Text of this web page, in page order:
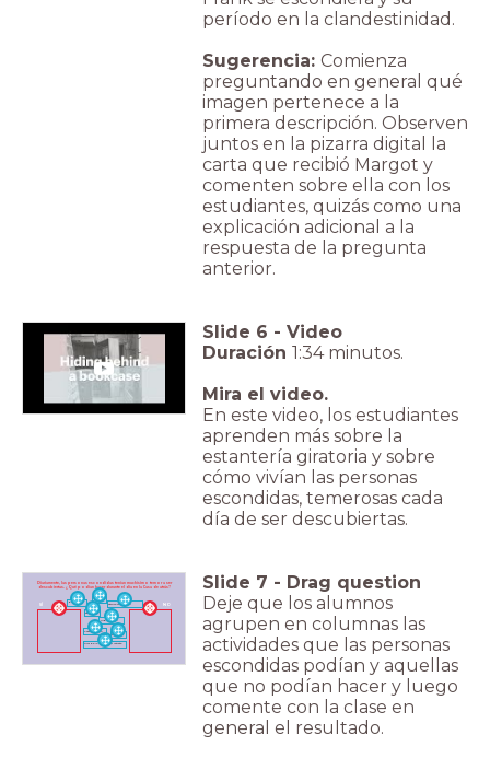
período en la clandestinidad.
Sugerencia: Comienza
preguntando en general qué
imagen pertenece a la
primera descripción. Observen
juntos en la pizarra digital la
carta que recibió Margot y
comenten sobre ella con los
estudiantes, quizás como una
explicación adicional a la
respuesta de la pregunta
anterior.
Slide 6 - Video
Duración 1:34 minutos.
Mira el video.
En este video, los estudiantes
aprenden más sobre la
estantería giratoria y sobre
cómo vivían las personas
escondidas, temerosas cada
día de ser descubiertas.
Diariamente, las personas escondidas tenían muchísimo temor a ser
descubiertas. ¿Qué podían hacer durante el día en la Casa de atrás?
NO
gritar
tirar de la cadena del retrete
estudiar
escuchar la radio
jugar afuera
hacer ejercicio
escribir
Slide 7 - Drag question
Deje que los alumnos
agrupen en columnas las
actividades que las personas
escondidas podían y aquellas
que no podían hacer y luego
comente con la clase en
general el resultado.